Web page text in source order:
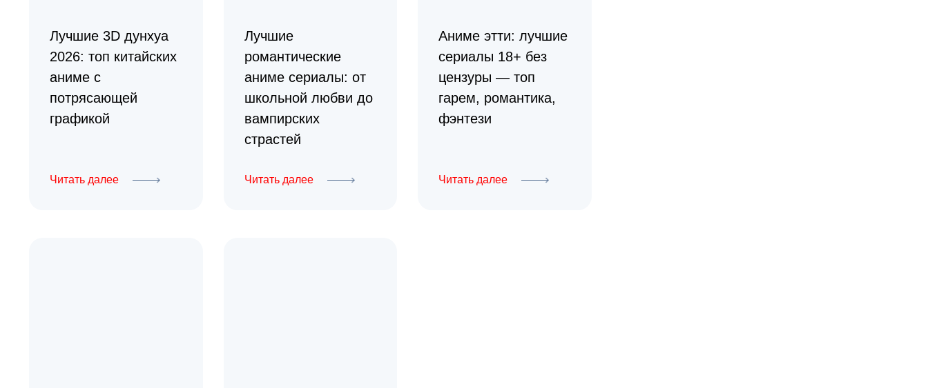
Лучшие 3D дунхуа
2026: топ китайских
аниме с
потрясающей
графикой
Читать далее
Лучшие
романтические
аниме сериалы: от
школьной любви до
вампирских
страстей
Читать далее
Аниме этти: лучшие
сериалы 18+ без
цензуры — топ
гарем, романтика,
фэнтези
Читать далее